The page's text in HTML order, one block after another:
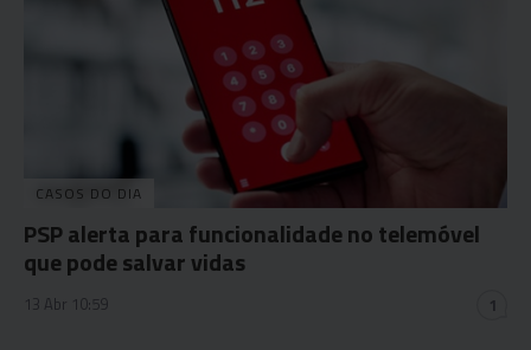
CASOS DO DIA
PSP alerta para funcionalidade no telemóvel
que pode salvar vidas
13 Abr 10:59 1